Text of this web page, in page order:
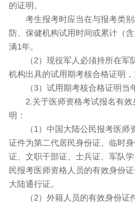
的证明。
考生报考时应当在与报考类别
防、保健机构试用时间或累计（
满1年。
（2）现役军人必须持所在军
机构出具的试用期考核合格证明，
（3）试用期考核合格证明当年
2.关于医师资格考试报名有效
明：
（1）中国大陆公民报考医师
证件为第二代居民身份证、临时
证、文职干部证、士兵证、军队
民报考医师资格人员的有效身份
大陆通行证。
（2）外籍人员的有效身份证件